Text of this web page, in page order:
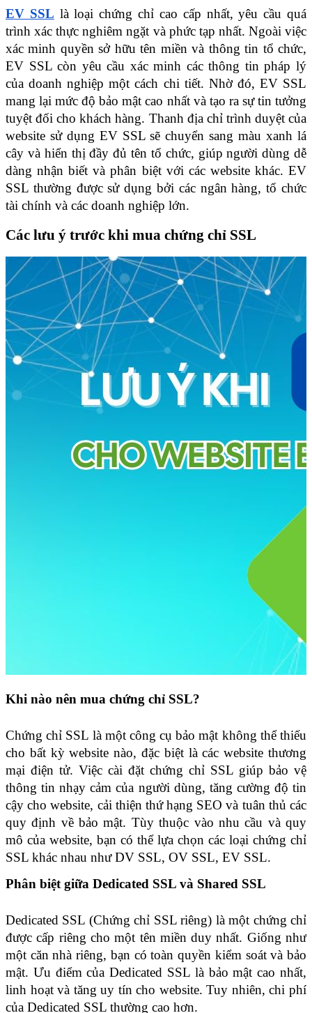
EV SSL là loại chứng chỉ cao cấp nhất, yêu cầu quá
trình xác thực nghiêm ngặt và phức tạp nhất. Ngoài việc
xác minh quyền sở hữu tên miền và thông tin tổ chức,
EV SSL còn yêu cầu xác minh các thông tin pháp lý
của doanh nghiệp một cách chi tiết. Nhờ đó, EV SSL
mang lại mức độ bảo mật cao nhất và tạo ra sự tin tưởng
tuyệt đối cho khách hàng. Thanh địa chỉ trình duyệt của
website sử dụng EV SSL sẽ chuyển sang màu xanh lá
cây và hiển thị đầy đủ tên tổ chức, giúp người dùng dễ
dàng nhận biết và phân biệt với các website khác. EV
SSL thường được sử dụng bởi các ngân hàng, tổ chức
tài chính và các doanh nghiệp lớn.
Các lưu ý trước khi mua chứng chỉ SSL
Khi nào nên mua chứng chỉ SSL?
Chứng chỉ SSL là một công cụ bảo mật không thể thiếu
cho bất kỳ website nào, đặc biệt là các website thương
mại điện tử. Việc cài đặt chứng chỉ SSL giúp bảo vệ
thông tin nhạy cảm của người dùng, tăng cường độ tin
cậy cho website, cải thiện thứ hạng SEO và tuân thủ các
quy định về bảo mật. Tùy thuộc vào nhu cầu và quy
mô của website, bạn có thể lựa chọn các loại chứng chỉ
SSL khác nhau như DV SSL, OV SSL, EV SSL.
Phân biệt giữa Dedicated SSL và Shared SSL
Dedicated SSL (Chứng chỉ SSL riêng) là một chứng chỉ
được cấp riêng cho một tên miền duy nhất. Giống như
một căn nhà riêng, bạn có toàn quyền kiểm soát và bảo
mật. Ưu điểm của Dedicated SSL là bảo mật cao nhất,
linh hoạt và tăng uy tín cho website. Tuy nhiên, chi phí
của Dedicated SSL thường cao hơn.